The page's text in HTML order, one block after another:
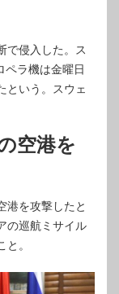
で侵入した。ス
ペラ機は金曜日
という。スウェ
空港を
港を攻撃したと
の巡航ミサイル
。